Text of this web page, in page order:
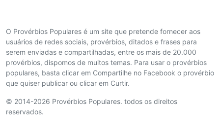
O Provérbios Populares é um site que pretende fornecer aos
usuários de redes sociais, provérbios, ditados e frases para
serem enviadas e compartilhadas, entre os mais de 20.000
provérbios, dispomos de muitos temas. Para usar o provérbios
populares, basta clicar em Compartilhe no Facebook o provérbio
que quiser publicar ou clicar em Curtir.
© 2014-2026 Provérbios Populares. todos os direitos
reservados.